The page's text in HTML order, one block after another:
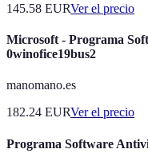
145.58 EURVer el precio
Microsoft - Programa
0winofice19bus2
manomano.es
182.24 EURVer el precio
Programa Software